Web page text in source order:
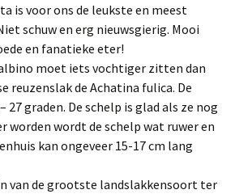
is voor ons de leukste en meest
schuw en erg nieuwsgierig. Mooi
en fanatieke eter!
moet iets vochtiger zitten dan
reuzenslak de Achatina fulica. De
27 graden. De schelp is glad als ze nog
worden wordt de schelp wat ruwer en
kan ongeveer 15-17 cm lang
van de grootste landslakkensoort ter